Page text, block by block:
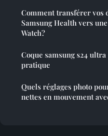
Comment transférer vos
Samsung Health vers
Watch?
Coque samsung s24
pratique
Quels réglages photo
nettes en mouvement